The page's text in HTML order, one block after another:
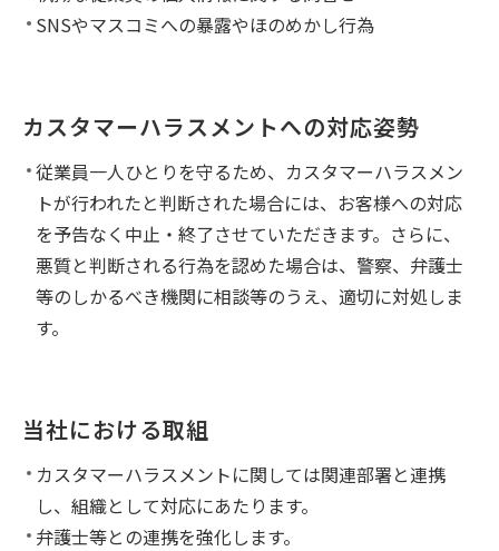
SNSやマスコミへの暴露やほのめかし行為
カスタマーハラスメントへの対応姿勢
従業員一人ひとりを守るため、カスタマーハラスメン
トが行われたと判断された場合には、お客様への対応
を予告なく中止・終了させていただきます。さらに、
悪質と判断される行為を認めた場合は、警察、弁護士
等のしかるべき機関に相談等のうえ、適切に対処しま
す。
当社における取組
カスタマーハラスメントに関しては関連部署と連携
し、組織として対応にあたります。
弁護士等との連携を強化します。